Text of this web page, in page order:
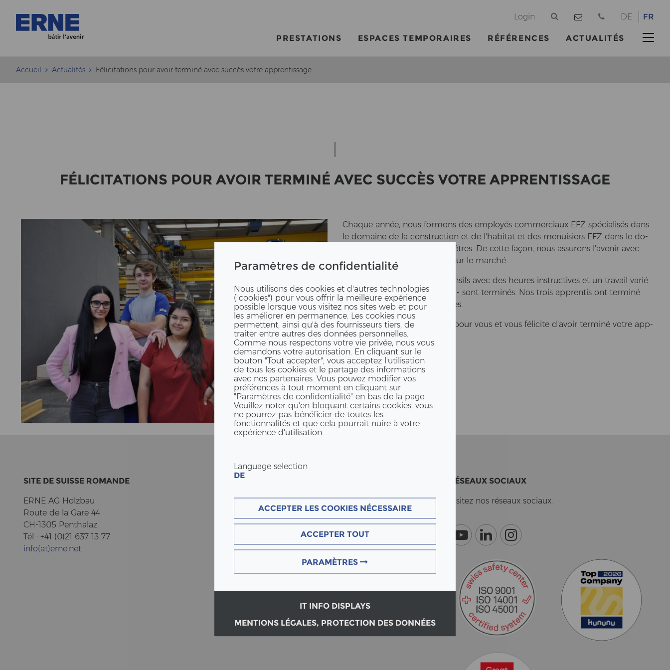
Paramètres de confidentialité
Nous utilisons des cookies et d'autres technologies
("cookies") pour vous offrir la meilleure expérience
possible lorsque vous visitez nos sites web et pour
les améliorer en permanence. Les cookies nous
permettent, ainsi qu'à des fournisseurs tiers, de
traiter entre autres des données personnelles.
Comme nous respectons votre vie privée, nous vous
demandons votre autorisation. En cliquant sur le
bouton "Tout accepter", vous acceptez l'utilisation
de tous les cookies et le partage des informations
avec nos partenaires. Vous pouvez modifier vos
préférences à tout moment en cliquant sur
"Paramètres de confidentialité" en bas de la page.
Veuillez noter qu'en bloquant certains cookies, vous
ne pourrez pas bénéficier de toutes les
fonctionnalités et que cela pourrait nuire à votre
expérience d'utilisation.
Language selection
DE
ACCEPTER LES COOKIES NÉCESSAIRE
ACCEPTER TOUT
PARAMÈTRES
IT INFO DISPLAYS
MENTIONS LÉGALES, PROTECTION DES DONNÉES
DE FR
Login
PRESTATIONS ESPACES TEMPORAIRES RÉFÉRENCES ACTUALITÉS
Accueil Actualités Félicitations pour avoir terminé avec succès votre apprentissage
FÉLICITATIONS POUR AVOIR TERMINÉ AVEC SUCCÈS VOTRE AP­P­REN­TIS­SA­GE
Chaque année, nous for­mons des employés com­mer­ci­aux EFZ spécialisés dans
le do­maine de la con­struc­tion et de l'ha­bi­tat et des me­nui­siers EFZ dans le do­
maine de la con­struc­tion/fenêtres. De cette façon, nous as­surons l'ave­nir avec
des spécialistes bien formés sur le marché.
Les se­maines et les mois in­ten­sifs avec des heu­res in­struc­ti­ves et un tra­vail varié
dans une équipe dy­na­mi­que - sont terminés. Nos trois ap­p­ren­tis ont terminé
leur ap­p­ren­tis­sa­ge avec succès.
L'équipe ERNE est heu­reu­se pour vous et vous félicite d'avoir terminé votre ap­p­
ren­tis­sa­ge.
Nous som­mes fiers de vous!
SITE DE SUIS­SE RO­MAN­DE
ERNE AG Holz­bau
Route de la Gare 44
CH-1305 Pent­halaz
Tél : +41 (0)21 637 13 77
info(at)erne.net
SIÈGE PRIN­CI­PAL
ERNE AG Holz­bau
Werk­stras­se 3
CH-5080 Lau­fen­burg
Tél : +41 (0)62 869 81 81
info(at)erne.net
RÉSEAUX SO­CI­AUX
Vi­si­tez nos réseaux so­ci­aux.